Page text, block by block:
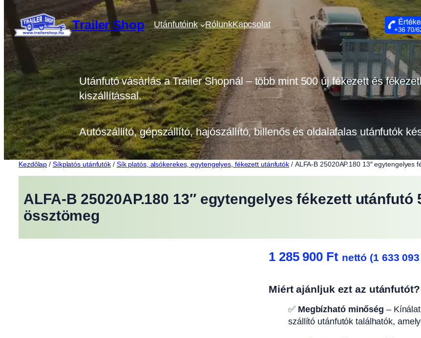
Ugrás
tartalomhoz
Trailer Shop Utánfutóink RólunkKapcsolat
Utánfutó vásárlás a Trailer Shopnál – több mint 500 új fékezett és
kiszállítással.
Autószállító, gépszállító, hajószállító, billenős és oldalafalas utánfutók
Kezdőlap / Síkplatós utánfutók / Sík platós, alsókerekes, egytengelyes, fékezett utánfutók / ALFA-B 25020AP.180 13″
ALFA-B 25020AP.180 13″ egytengelyes fékezett utánfutó
össztömeg
1 285 900 Ft nettó (1 633 093
Miért ajánljuk ezt az utánfutót?
✅ Megbízható minőség –
szállító utánfutók találhatók,